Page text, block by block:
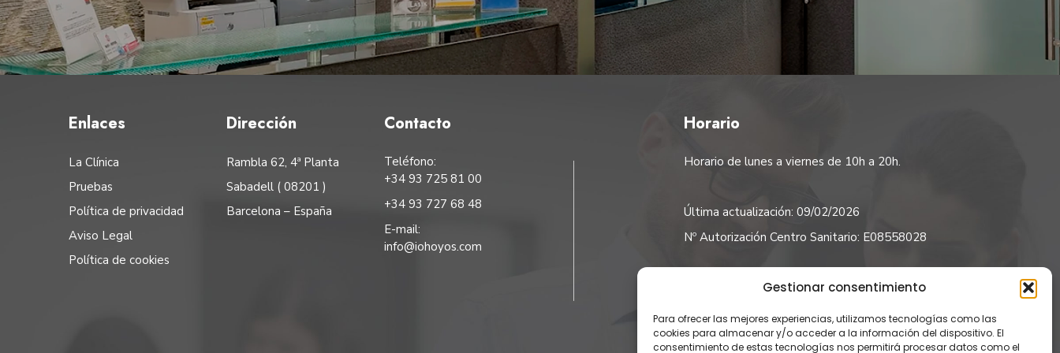
Gestionar consentimiento
Para ofrecer las mejores experiencias, utilizamos tecnologías como las
cookies para almacenar y/o acceder a la información del dispositivo. El
consentimiento de estas tecnologías nos permitirá procesar datos como el
Enlaces
La Clínica
Pruebas
Política de privacidad
Aviso Legal
Política de cookies
Dirección
Rambla 62, 4ª Planta
Sabadell ( 08201 )
Barcelona – España
Contacto
Teléfono:
+34 93 725 81 00
+34 93 727 68 48
E-mail:
info@iohoyos.com
Horario
Horario de lunes a viernes de 10h a 20h.
Última actualización: 09/02/2026
Nº Autorización Centro Sanitario: E08558028